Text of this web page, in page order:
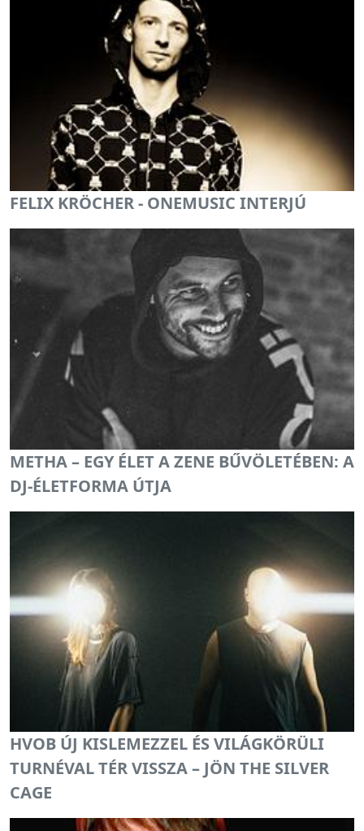
FELIX KRÖCHER - ONEMUSIC INTERJÚ
METHA – EGY ÉLET A ZENE BŰVÖLETÉBEN: A
DJ-ÉLETFORMA ÚTJA
HVOB ÚJ KISLEMEZZEL ÉS VILÁGKÖRÜLI
TURNÉVAL TÉR VISSZA – JÖN THE SILVER
CAGE